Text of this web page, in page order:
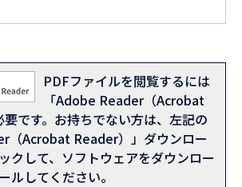
PDFファイルを閲覧するには
「Adobe Reader（Acrobat
です。お持ちでない方は、左記の
（Acrobat Reader）」ダウンロー
クして、ソフトウェアをダウンロー
ルしてください。